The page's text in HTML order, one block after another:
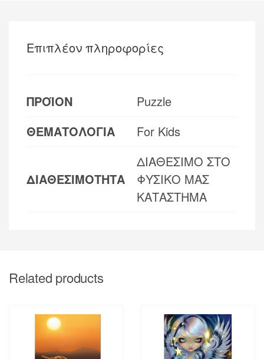
Επιπλέον πληροφορίες
ΠΡΟΪΟΝ
Puzzle
ΘΕΜΑΤΟΛΟΓΙΑ
For Kids
ΔΙΑΘΕΣΙΜΟΤΗΤΑ
ΔΙΑΘΕΣΙΜΟ ΣΤΟ
ΦΥΣΙΚΟ ΜΑΣ
ΚΑΤΑΣΤΗΜΑ
Related products